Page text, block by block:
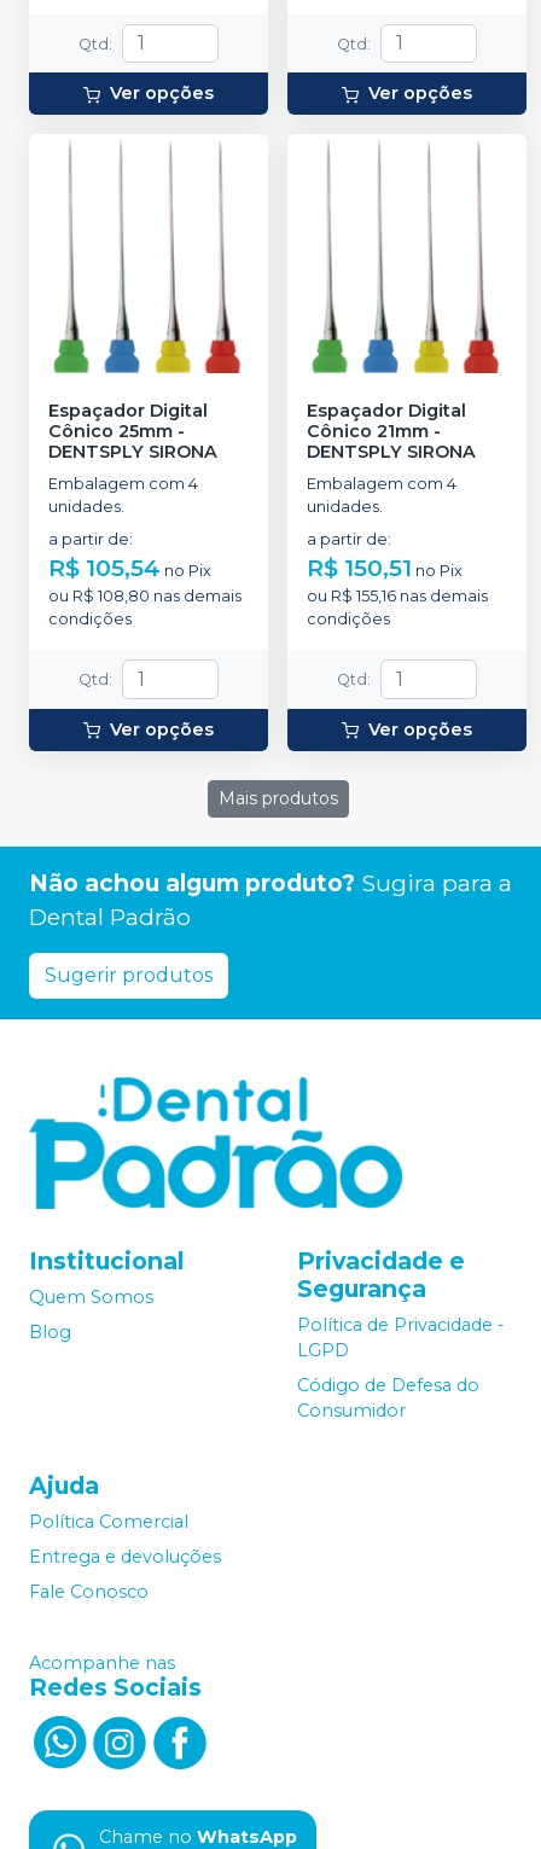
Qtd :
Ver opções
Qtd :
Ver opções
Espaçador Digital
Cônico 25mm -
DENTSPLY SIRONA
Embalagem com 4
unidades.
a partir de:
R$ 105,54 no Pix
ou R$ 108,80 nas demais
condições
Qtd :
Ver opções
Espaçador Digital
Cônico 21mm -
DENTSPLY SIRONA
Embalagem com 4
unidades.
a partir de:
R$ 150,51 no Pix
ou R$ 155,16 nas demais
condições
Qtd :
Ver opções
Mais produtos
Não achou algum produto? Sugira para a
Dental Padrão
Sugerir produtos
Institucional
Quem Somos
Blog
Privacidade e
Segurança
Política de Privacidade -
LGPD
Código de Defesa do
Consumidor
Ajuda
Política Comercial
Entrega e devoluções
Fale Conosco
Acompanhe nas
Redes Sociais
Chame no WhatsApp